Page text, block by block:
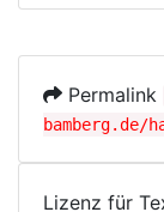
Permalink
bamberg.de/
Lizenz für